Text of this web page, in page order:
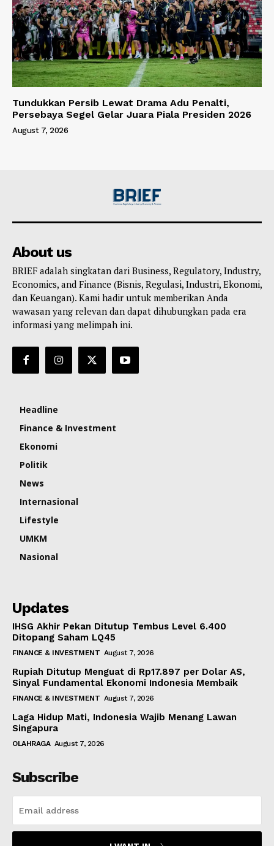
Tundukkan Persib Lewat Drama Adu Penalti,
Persebaya Segel Gelar Juara Piala Presiden 2026
August 7, 2026
About us
BRIEF adalah singkatan dari Business, Regulatory, Industry,
Economics, and Finance (Bisnis, Regulasi, Industri, Ekonomi,
dan Keuangan). Kami hadir untuk memberikan Anda
wawasan yang relevan dan dapat dihubungkan pada era
informasi yang melimpah ini.
Headline
Finance & Investment
Ekonomi
Politik
News
Internasional
Lifestyle
UMKM
Nasional
Updates
IHSG Akhir Pekan Ditutup Tembus Level 6.400
Ditopang Saham LQ45
FINANCE & INVESTMENT August 7, 2026
Rupiah Ditutup Menguat di Rp17.897 per Dolar AS,
Sinyal Fundamental Ekonomi Indonesia Membaik
FINANCE & INVESTMENT August 7, 2026
Laga Hidup Mati, Indonesia Wajib Menang Lawan
Singapura
OLAHRAGA August 7, 2026
Subscribe